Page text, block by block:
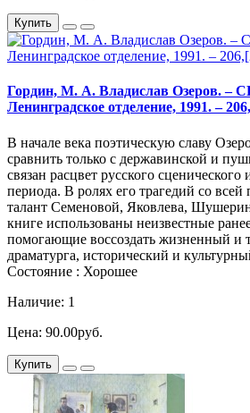
Купить
Гордин, М. А. Владислав Озеров. –
Ленинградское отделение, 1991. –
В начале века поэтическую славу
сравнить только с державинской и
связан расцвет русского сценического
периода. В ролях его трагедий со
талант Семеновой, Яковлева,
книге использованы неизвестные
помогающие воссоздать жизненный и
драматурга, исторический и
Состояние : Хорошее
Наличие: 1
Цена: 90.00руб.
Купить